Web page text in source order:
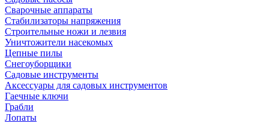
Сварочные аппараты
Стабилизаторы напряжения
Строительные ножи и лезвия
Уничтожители насекомых
Цепные пилы
Снегоуборщики
Садовые инструменты
Аксессуары для садовых инструментов
Гаечные ключи
Грабли
Лопаты